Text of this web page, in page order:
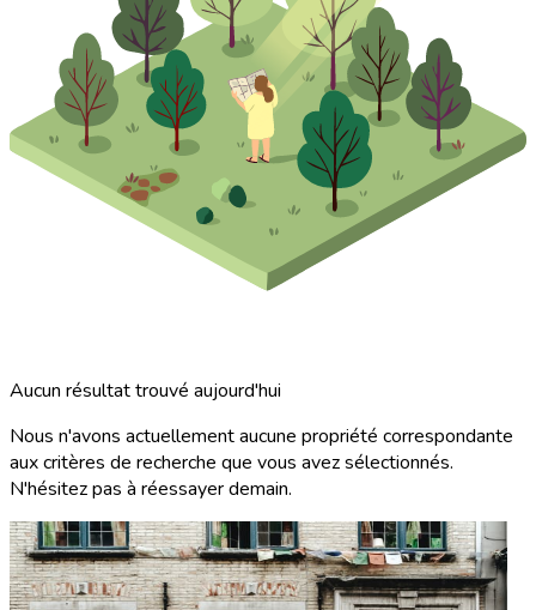
Aucun résultat trouvé aujourd'hui
Nous n'avons actuellement aucune propriété correspondante
aux critères de recherche que vous avez sélectionnés.
N'hésitez pas à réessayer demain.